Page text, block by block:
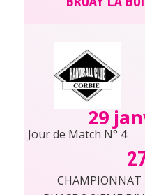
29
Jour de Match N° 4
CHAMPIONNAT